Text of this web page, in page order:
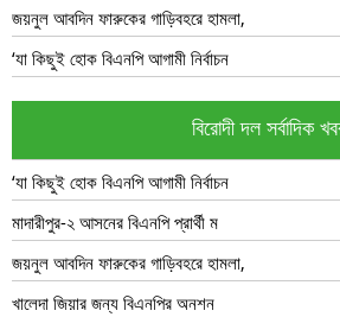
জয়নুল আবদিন ফারুকের গাড়িবহরে হামলা,
‘যা কিছুই হোক বিএনপি আগামী নির্বাচন
বিরোদী দল সর্বাদিক
‘যা কিছুই হোক বিএনপি আগামী নির্বাচন
মাদারীপুর-২ আসনের বিএনপি প্রার্থী ম
জয়নুল আবদিন ফারুকের গাড়িবহরে হামলা,
খালেদা জিয়ার জন্য বিএনপির অনশন